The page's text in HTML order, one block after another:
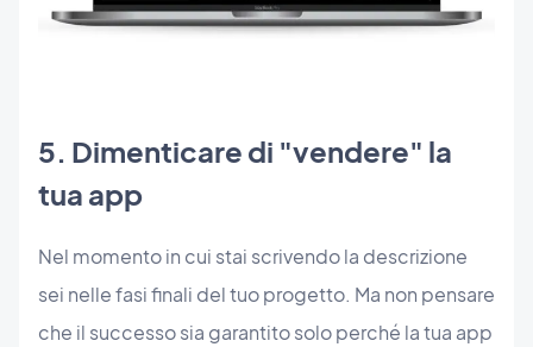
5. Dimenticare di "vendere" la
tua app
Nel momento in cui stai scrivendo la descrizione
sei nelle fasi finali del tuo progetto. Ma non pensare
che il successo sia garantito solo perché la tua app